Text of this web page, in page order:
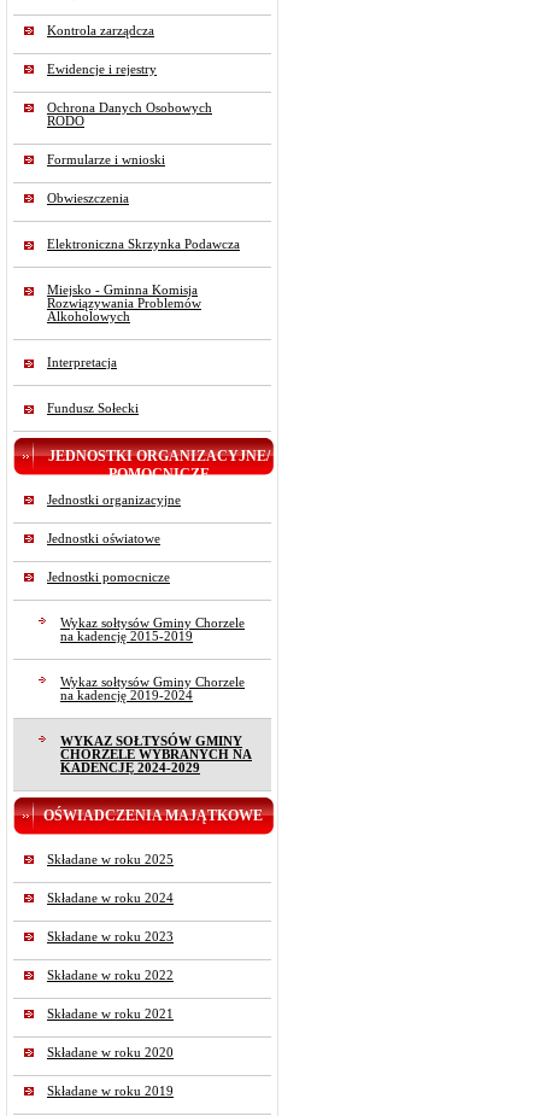
Kontrola zarządcza
Ewidencje i rejestry
Ochrona Danych Osobowych
RODO
Formularze i wnioski
Obwieszczenia
Elektroniczna Skrzynka Podawcza
Miejsko - Gminna Komisja
Rozwiązywania Problemów
Alkoholowych
Interpretacja
Fundusz Sołecki
JEDNOSTKI ORGANIZACYJNE/
POMOCNICZE
Jednostki organizacyjne
Jednostki oświatowe
Jednostki pomocnicze
Wykaz sołtysów Gminy Chorzele
na kadencję 2015-2019
Wykaz sołtysów Gminy Chorzele
na kadencję 2019-2024
WYKAZ SOŁTYSÓW GMINY
CHORZELE WYBRANYCH NA
KADENCJĘ 2024-2029
OŚWIADCZENIA MAJĄTKOWE
Składane w roku 2025
Składane w roku 2024
Składane w roku 2023
Składane w roku 2022
Składane w roku 2021
Składane w roku 2020
Składane w roku 2019